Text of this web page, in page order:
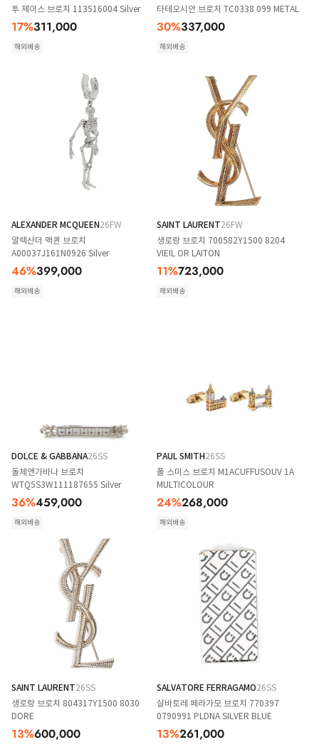
투 제이스 브로치 113516004 Silver
17%311,000
해외배송
타테오시안 브로치 TC0338 099 METAL
30%337,000
해외배송
ALEXANDER MCQUEEN26FW
알렉산더 맥퀸 브로치
A00037J161N0926 Silver
46%399,000
해외배송
SAINT LAURENT26FW
생로랑 브로치 700582Y1500 8204
VIEIL OR LAITON
11%723,000
해외배송
DOLCE & GABBANA26SS
돌체앤가바나 브로치
WTQ5S3W111187655 Silver
36%459,000
해외배송
PAUL SMITH26SS
폴 스미스 브로치 M1ACUFFUSOUV 1A
MULTICOLOUR
24%268,000
해외배송
SAINT LAURENT26SS
생로랑 브로치 804317Y1500 8030
DORE
13%600,000
SALVATORE FERRAGAMO26SS
살바토레 페라가모 브로치 770397
0790991 PLDNA SILVER BLUE
13%261,000